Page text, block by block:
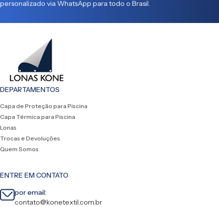
personalizado via WhatsApp para todo o Brasil.
DEPARTAMENTOS
Capa de Proteção para Piscina
Capa Térmica para Piscina
Lonas
Trocas e Devoluções
Quem Somos
ENTRE EM CONTATO
por email:
contato@konetextil.com.br